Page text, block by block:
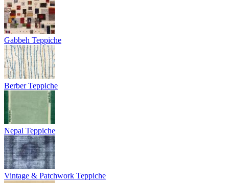
Gabbeh Teppiche
Berber Teppiche
Nepal Teppiche
Vintage & Patchwork Teppiche